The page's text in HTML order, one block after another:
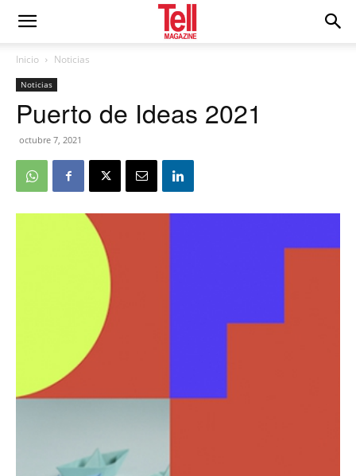
Inicio Noticias
Noticias
Puerto de Ideas 2021
octubre 7, 2021